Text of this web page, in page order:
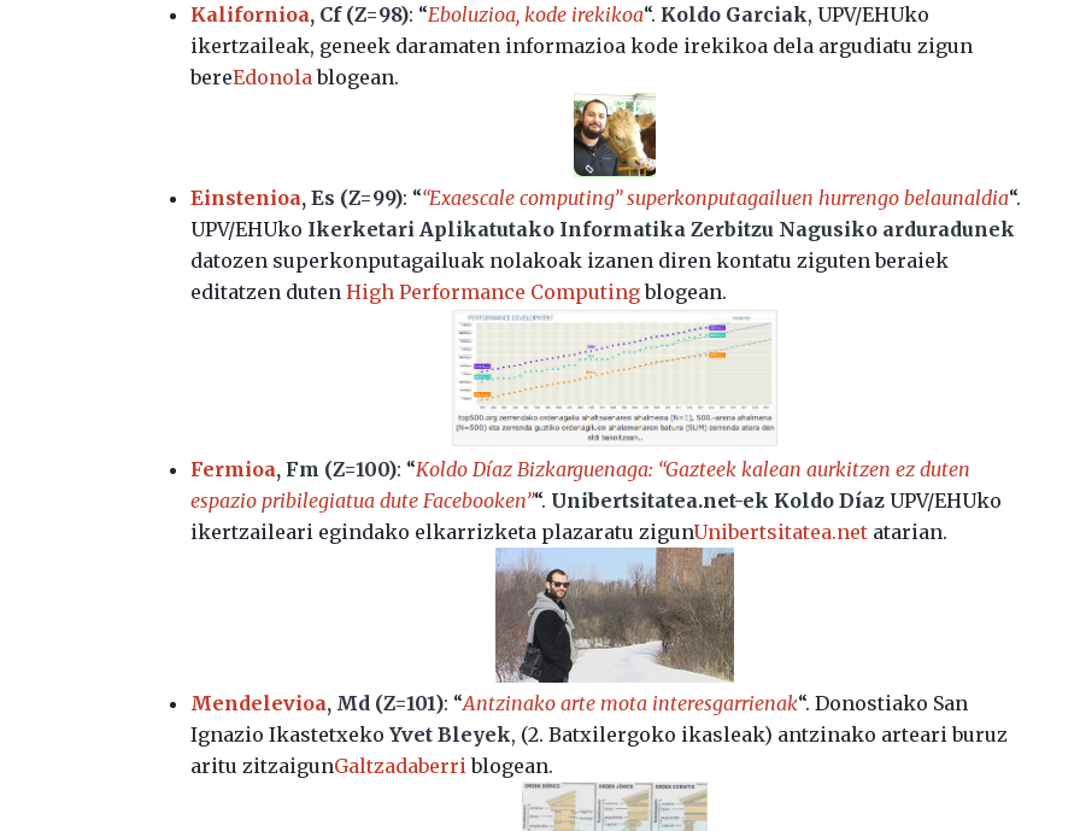
Kalifornioa, Cf (Z=98): “Eboluzioa, kode irekikoa“. Koldo Garciak, UPV/EHUko
ikertzaileak, geneek daramaten informazioa kode irekikoa dela argudiatu zigun
bereEdonola blogean.
Einstenioa, Es (Z=99): ““Exaescale computing” superkonputagailuen hurrengo belaunaldia“.
UPV/EHUko Ikerketari Aplikatutako Informatika Zerbitzu Nagusiko arduradunek
datozen superkonputagailuak nolakoak izanen diren kontatu ziguten beraiek
editatzen dutenHigh Performance Computingblogean.
Fermioa, Fm (Z=100): “Koldo Díaz Bizkarguenaga: “Gazteek kalean aurkitzen ez duten
espazio pribilegiatua dute Facebooken”“. Unibertsitatea.net-ek Koldo Díaz UPV/EHUko
ikertzaileari egindako elkarrizketa plazaratu zigunUnibertsitatea.net atarian.
Mendelevioa, Md (Z=101): “Antzinako arte mota interesgarrienak“. Donostiako San
Ignazio IkastetxekoYvet Bleyek, (2. Batxilergoko ikasleak) antzinako arteari buruz
aritu zitzaigunGaltzadaberri blogean.